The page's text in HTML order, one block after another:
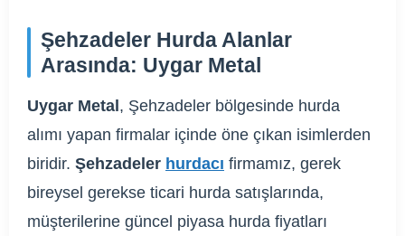
Şehzadeler Hurda Alanlar
Arasında: Uygar Metal
Uygar Metal, Şehzadeler bölgesinde hurda
alımı yapan firmalar içinde öne çıkan isimlerden
biridir. Şehzadeler hurdacı firmamız, gerek
bireysel gerekse ticari hurda satışlarında,
müşterilerine güncel piyasa hurda fiyatları